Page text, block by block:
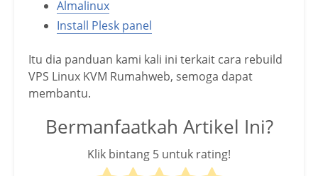
Almalinux
Install Plesk panel
Itu dia panduan kami kali ini terkait cara rebuild
VPS Linux KVM Rumahweb, semoga dapat
membantu.
Bermanfaatkah Artikel Ini?
Klik bintang 5 untuk rating!